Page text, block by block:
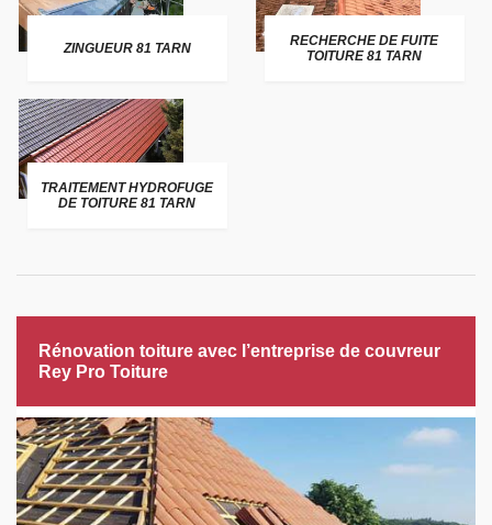
ZINGUEUR 81 TARN
RECHERCHE DE FUITE
TOITURE 81 TARN
TRAITEMENT HYDROFUGE
DE TOITURE 81 TARN
Rénovation toiture avec l’entreprise de couvreur
Rey Pro Toiture